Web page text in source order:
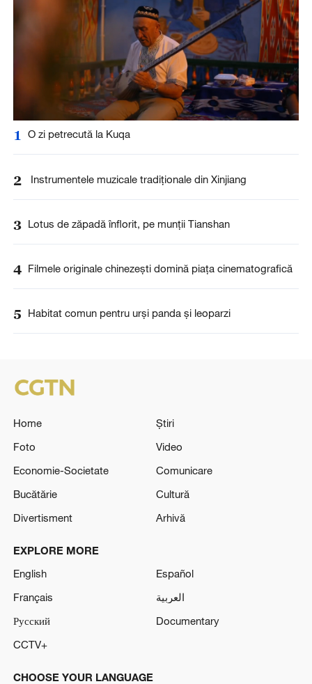
1 O zi petrecută la Kuqa
2 Instrumentele muzicale tradiționale din Xinjiang
3 Lotus de zăpadă înflorit, pe munții Tianshan
4 Filmele originale chinezești domină piața cinematografică
5 Habitat comun pentru urși panda și leoparzi
Home
Știri
Foto
Video
Economie-Societate
Comunicare
Bucătărie
Cultură
Divertisment
Arhivă
EXPLORE MORE
English
Español
Français
العربية
Русский
Documentary
CCTV+
CHOOSE YOUR LANGUAGE